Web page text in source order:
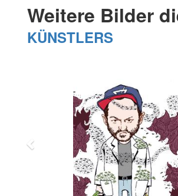
Weitere Bilder
KÜNSTLERS